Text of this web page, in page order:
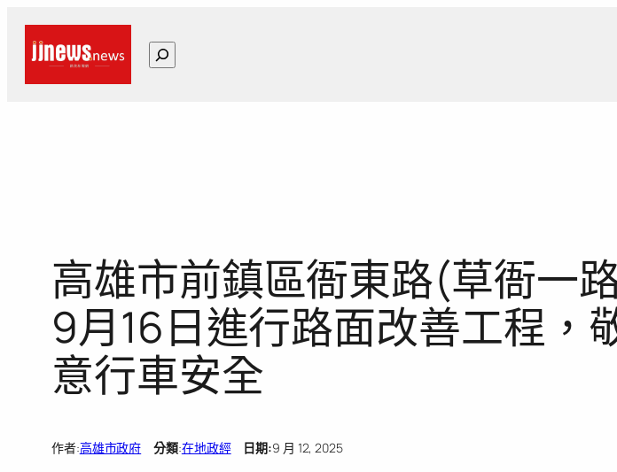
跳
搜
高雄市前鎮區衙東路(草衙一
9月16日進行路面改善工程，
意行車安全
作者:高雄市政府 分類:在地政經日期:9 月 12, 2025